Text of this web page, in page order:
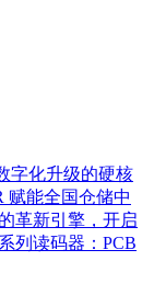
字化升级的硬核
赋能全国仓储中
革新引擎，开启
列读码器：PCB